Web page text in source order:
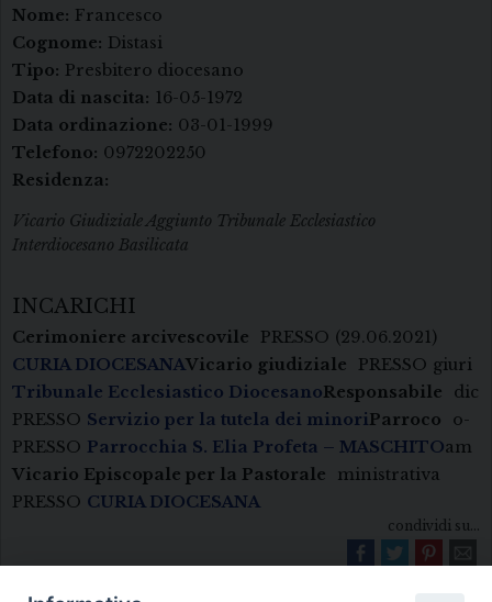
Nome: Francesco
Cognome: Distasi
Tipo: Presbitero diocesano
Data di nascita: 16-05-1972
Data ordinazione: 03-01-1999
Telefono: 0972202250
Residenza:
Vicario Giudiziale Aggiunto Tribunale Ecclesiastico
Interdiocesano Basilicata
INCARICHI
Cerimoniere arcivescovile
PRESSO
CURIA DIOCESANAVicario giudiziale
PRESSO
Tribunale Ecclesiastico DiocesanoResponsabile
PRESSO Servizio per la tutela dei minoriParroco
(29.06.2021)
PRESSO Parrocchia S. Elia Profeta – MASCHITO
Vicario Episcopale per la Pastorale
giuri
dic
o-
am
ministrativa
PRESSO CURIA DIOCESANA
condividi su...